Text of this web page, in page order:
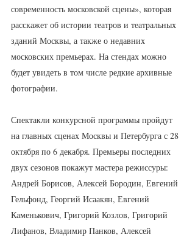
современность московской сцены», которая
расскажет об истории театров и театральных
зданий Москвы, а также о недавних
московских премьерах. На стендах можно
будет увидеть в том числе редкие архивные
фотографии.
Спектакли конкурсной программы пройдут
на главных сценах Москвы и Петербурга с 28
октября по 6 декабря. Премьеры последних
двух сезонов покажут мастера режиссуры:
Андрей Борисов, Алексей Бородин, Евгений
Гельфонд, Георгий Исаакян, Евгений
Каменькович, Григорий Козлов, Григорий
Лифанов, Владимир Панков, Алексей